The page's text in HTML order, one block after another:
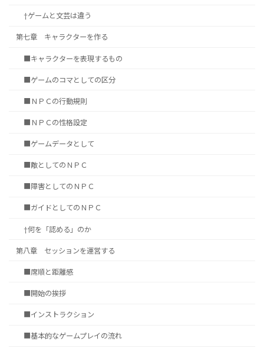
†ゲームと文芸は違う
第七章 キャラクターを作る
■キャラクターを表現するもの
■ゲームのコマとしての区分
■ＮＰＣの行動規則
■ＮＰＣの性格設定
■ゲームデータとして
■敵としてのＮＰＣ
■障害としてのＮＰＣ
■ガイドとしてのＮＰＣ
†何を「認める」のか
第八章 セッションを運営する
■席順と距離感
■開始の挨拶
■インストラクション
■基本的なゲームプレイの流れ